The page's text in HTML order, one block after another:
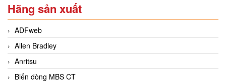
Hãng sản xuất
ADFweb
Allen Bradley
Anritsu
Biến dòng MBS CT